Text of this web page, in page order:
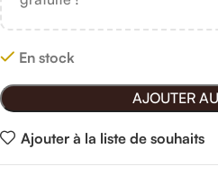
En stock
AJOUTER
Ajouter à la liste de souhaits